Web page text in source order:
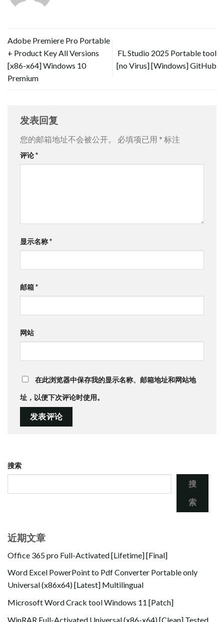
Adobe Premiere Pro Portable
+ Product Key All Versions
[x86-x64] Windows 10
Premium
FL Studio 2025 Portable tool
[no Virus] [Windows] GitHub
发表回复
您的邮箱地址不会被公开。 必填项已用 * 标注
评论*
显示名称*
邮箱*
网站
在此浏览器中保存我的显示名称、邮箱地址和网站地
址，以便下次评论时使用。
搜索
搜
索
近期文章
Office 365 pro Full-Activated [Lifetime] [Final]
Word Excel PowerPoint to Pdf Converter Portable only
Universal (x86x64) [Latest] Multilingual
Microsoft Word Crack tool Windows 11 [Patch]
WinRAR Full-Activated Universal (x86-x64) [Clean] Tested